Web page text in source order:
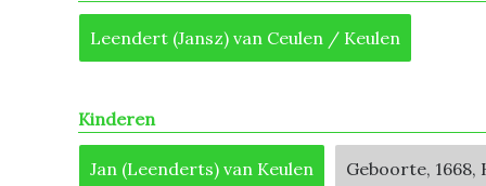
Leendert (Jansz) van Ceulen / Keulen
Kinderen
Jan (Leenderts) van Keulen Geboorte, 1668,